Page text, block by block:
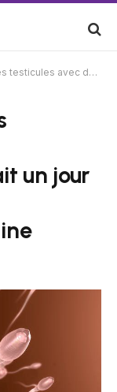
un jour être une forme de contraception masculine
un jour